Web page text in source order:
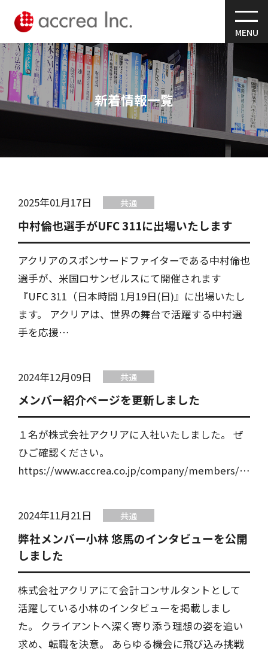
MENU
新着情報一覧
2025年01月17日 共通
中村倫也選手がUFC 311に出場いたします
アクリアのスポンサードファイターである中村倫也
選手が、米国ロサンゼルスにて開催されます
『UFC 311（日本時間 1月19日(日)』に出場いたし
ます。 アクリアは、世界の舞台で活躍する中村選
手を応援…
2024年12月09日 共通
メンバー紹介ページを更新しました
１名が株式会社アクリアに入社いたしました。 ぜ
ひご確認ください。
https://www.accrea.co.jp/company/members/…
2024年11月21日 共通
弊社メンバー小林 悠馬のインタビューを公開
しました
株式会社アクリアにて会計コンサルタントとして
活躍している小林のインタビューを掲載しまし
た。 クライアントへ深く寄り添う理想の姿を追い
求め、転職を決意。 あらゆる機会に飛び込み挑戦